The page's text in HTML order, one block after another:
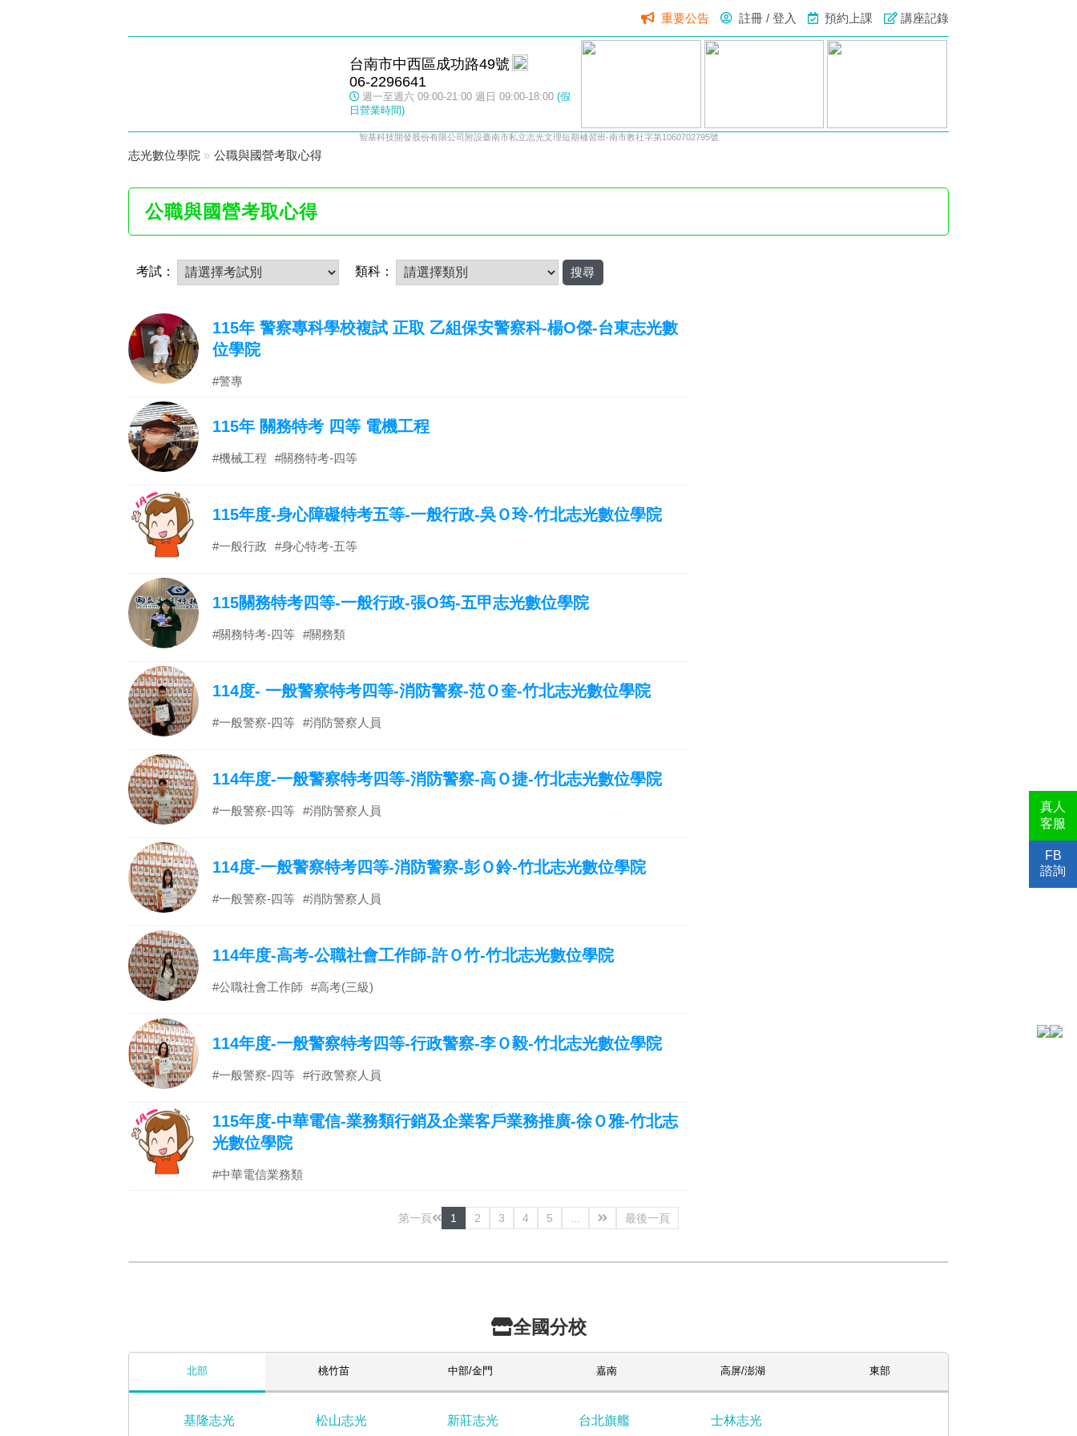
重要公告 註冊 / 登入 預約上課 講座記錄
台南市中西區成功路49號
06-2296641
週一至週六 09:00-21:00 週日 09:00-18:00 (假
日營業時間)
真人
客服
FB
諮詢
智基科技開發股份有限公司附設臺南市私立志光文理短期補習班-南市教社字第1060702795號
志光數位學院 » 公職與國營考取心得
公職與國營考取心得
考試： 類科：
115年 警察專科學校複試 正取 乙組保安警察科-楊O傑-台東志光數
位學院
#警專
115年 關務特考 四等 電機工程
#機械工程 #關務特考-四等
115年度-身心障礙特考五等-一般行政-吳Ｏ玲-竹北志光數位學院
#一般行政 #身心特考-五等
115關務特考四等-一般行政-張O筠-五甲志光數位學院
#關務特考-四等 #關務類
114度- 一般警察特考四等-消防警察-范Ｏ奎-竹北志光數位學院
#一般警察-四等 #消防警察人員
114年度-一般警察特考四等-消防警察-高Ｏ捷-竹北志光數位學院
#一般警察-四等 #消防警察人員
114度-一般警察特考四等-消防警察-彭Ｏ鈴-竹北志光數位學院
#一般警察-四等 #消防警察人員
114年度-高考-公職社會工作師-許Ｏ竹-竹北志光數位學院
#公職社會工作師 #高考(三級)
114年度-一般警察特考四等-行政警察-李Ｏ毅-竹北志光數位學院
#一般警察-四等 #行政警察人員
115年度-中華電信-業務類行銷及企業客戶業務推廣-徐Ｏ雅-竹北志
光數位學院
#中華電信業務類
第一頁 1 2 3 4 5 最後一頁
全國分校
北部 桃竹苗 中部/金門 嘉南 高屏/澎湖 東部
基隆志光 松山志光 新莊志光 台北旗艦 士林志光